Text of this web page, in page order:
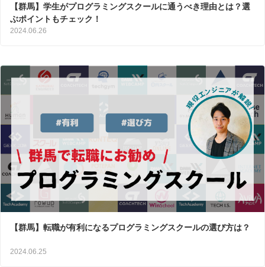
【群馬】学生がプログラミングスクールに通うべき理由とは？選
ぶポイントもチェック！
2024.06.26
【群馬】転職が有利になるプログラミングスクールの選び方は？
2024.06.25